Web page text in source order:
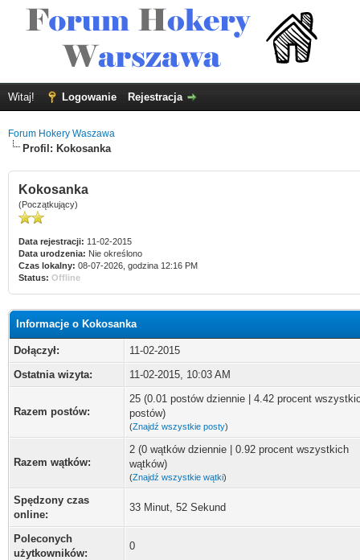
Witaj! Logowanie Rejestracja
Forum Hokery Waszawa
Profil: Kokosanka
Kokosanka
(Początkujący)
Data rejestracji: 11-02-2015
Data urodzenia: Nie określono
Czas lokalny: 08-07-2026, godzina 12:16 PM
Status: Offline
Informacje o Kokosanka
Dołączył:
11-02-2015
Ostatnia wizyta:
11-02-2015, 10:03 AM
Razem postów:
25 (0.01 postów dziennie | 4.42 procent
postów)
(Znajdź wszystkie posty)
Razem wątków:
2 (0 wątków dziennie | 0.92 procent wszystkich
wątków)
(Znajdź wszystkie wątki)
Spędzony czas
online:
33 Minut, 52 Sekund
Poleconych
użytkowników:
0